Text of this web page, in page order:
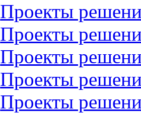
Проекты
Проекты
Проекты
Проекты
Проекты